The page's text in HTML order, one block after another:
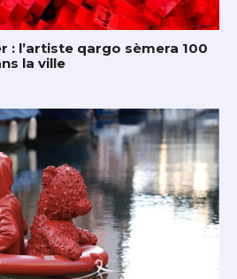
: l’artiste qargo sèmera 100
la ville